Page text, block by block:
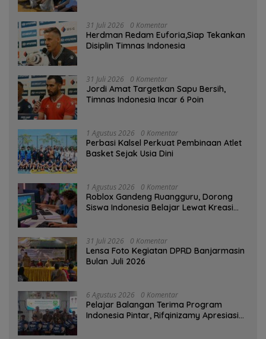
31 Juli 2026 0 Komentar
Herdman Redam Euforia,Siap Tekankan
Disiplin Timnas Indonesia
31 Juli 2026 0 Komentar
Jordi Amat Targetkan Sapu Bersih,
Timnas Indonesia Incar 6 Poin
1 Agustus 2026 0 Komentar
Perbasi Kalsel Perkuat Pembinaan Atlet
Basket Sejak Usia Dini
1 Agustus 2026 0 Komentar
Roblox Gandeng Ruangguru, Dorong
Siswa Indonesia Belajar Lewat Kreasi
31 Juli 2026 0 Komentar
Lensa Foto Kegiatan DPRD Banjarmasin
Bulan Juli 2026
6 Agustus 2026 0 Komentar
Pelajar Balangan Terima Program
Indonesia Pintar, Rifqinizamy Apresiasi